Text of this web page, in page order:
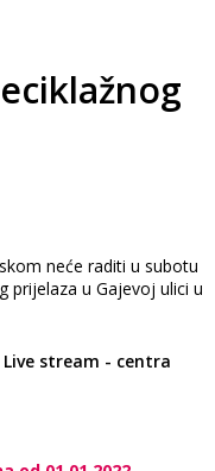
neće raditi u subotu
prijelaza u Gajevoj ulici u
stream - centra